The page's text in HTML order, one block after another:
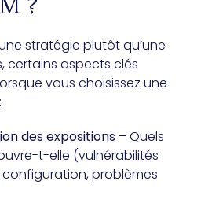
stratégie plutôt qu’une
certains aspects clés
vous choisissez une
des expositions – Quels
t-elle (vulnérabilités
configuration, problèmes